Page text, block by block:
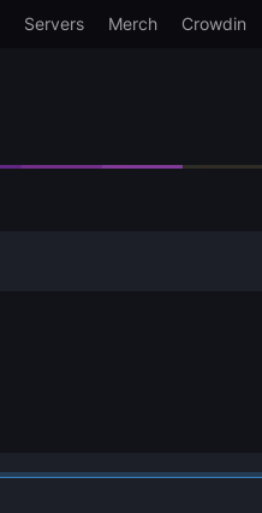
Servers Merch Crowdin